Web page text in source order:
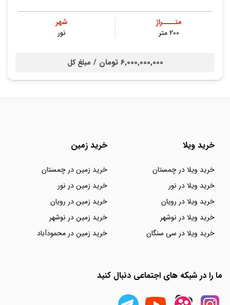
متــــراژ
200 متر
شهر
نور
6,000,000,000 تومان / مبلغ کل
خرید ویلا
خرید ویلا در چمستان
خرید ویلا در نور
خرید ویلا در رویان
خرید ویلا در نوشهر
خرید ویلا در سی سنگان
خرید زمین
خرید زمین در چمستان
خرید زمین در نور
خرید زمین در رویان
خرید زمین در نوشهر
خرید زمین در محمودآباد
ما را در شبکه های اجتماعی دنبال کنید